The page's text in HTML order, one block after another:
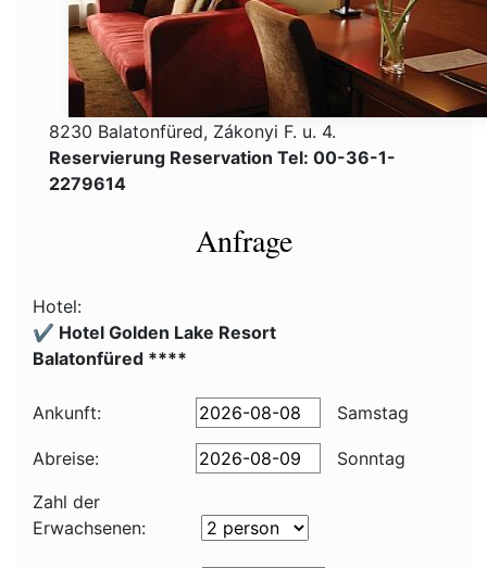
8230 Balatonfüred, Zákonyi F. u. 4.
Reservierung Reservation Tel: 00-36-1-
2279614
Anfrage
Hotel:
✔️ Hotel Golden Lake Resort
Balatonfüred ****
Ankunft: Samstag
Abreise:
Sonntag
Zahl der
Erwachsenen: